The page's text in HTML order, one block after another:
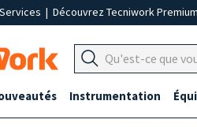
| Découvrez Tecniwork Premium
Instrumentation